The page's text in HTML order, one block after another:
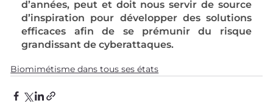
d’années, peut et doit nous servir de source
d’inspiration pour développer des solutions
efficaces afin de se prémunir du risque
grandissant de cyberattaques.
Biomimétisme dans tous ses états